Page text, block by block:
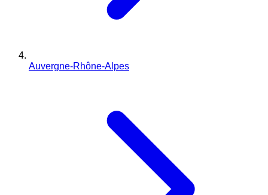
Auvergne-Rhône-Alpes